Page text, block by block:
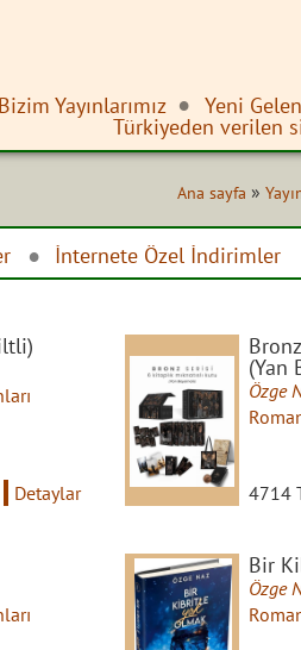
Bizim Yayınlarımız Yeni
Türkiyeden verilen
Ana sayfa »
İnternete Özel İndirimler
Detaylar
(Yan
Özge
4714
Bir
Özge